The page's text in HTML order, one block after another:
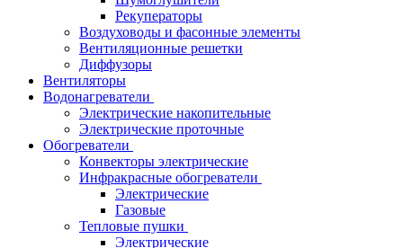
Рекуператоры
Воздуховоды и фасонные элементы
Вентиляционные решетки
Диффузоры
Вентиляторы
Водонагреватели
Электрические накопительные
Электрические проточные
Обогреватели
Конвекторы электрические
Инфракрасные обогреватели
Электрические
Газовые
Тепловые пушки
Электрические